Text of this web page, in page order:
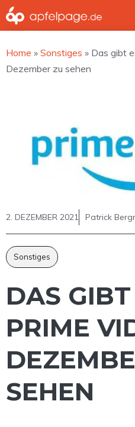
Zum
Inhalt
Home » Sonstiges » Das gibt
Dezember zu sehen
2. DEZEMBER 2021 Patrick
Sonstiges
DAS
PRIME
SEHEN